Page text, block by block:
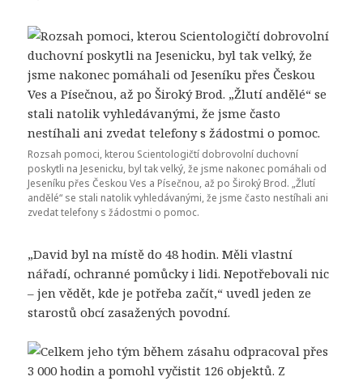
Rozsah pomoci, kterou Scientologičtí dobrovolní duchovní
poskytli na Jesenicku, byl tak velký, že jsme nakonec pomáhali od
Jeseníku přes Českou Ves a Písečnou, až po Široký Brod. „Žlutí
andělé“ se stali natolik vyhledávanými, že jsme často nestíhali ani
zvedat telefony s žádostmi o pomoc.
„David byl na místě do 48 hodin. Měli vlastní
nářadí, ochranné pomůcky i lidi. Nepotřebovali nic
– jen vědět, kde je potřeba začít,“ uvedl jeden ze
starostů obcí zasažených povodní.